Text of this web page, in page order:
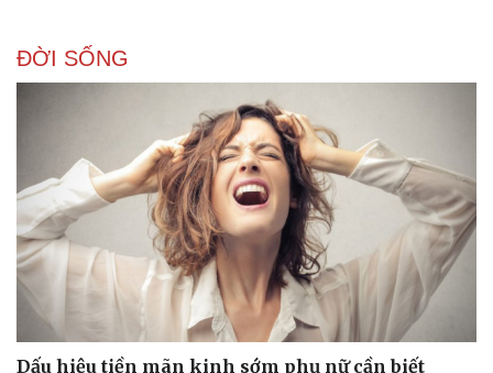
ĐỜI SỐNG
Dấu hiệu tiền mãn kinh sớm phụ nữ cần biết